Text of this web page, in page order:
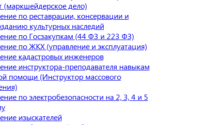
(маркшейдерское дело)
по реставрации, консервации и
культурных наследий
по Госзакупкам (44 ФЗ и 223 ФЗ)
по ЖКХ (управление и эксплуатация)
кадастровых инженеров
инструктора-преподавателя навыкам
помощи (Инструктор массового
по электробезопасности на 2, 3, 4 и 5
изыскателей